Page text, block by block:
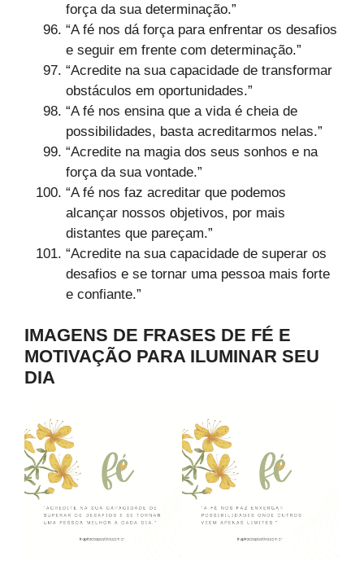
força da sua determinação.”
“A fé nos dá força para enfrentar os desafios
e seguir em frente com determinação.”
“Acredite na sua capacidade de transformar
obstáculos em oportunidades.”
“A fé nos ensina que a vida é cheia de
possibilidades, basta acreditarmos nelas.”
“Acredite na magia dos seus sonhos e na
força da sua vontade.”
“A fé nos faz acreditar que podemos
alcançar nossos objetivos, por mais
distantes que pareçam.”
“Acredite na sua capacidade de superar os
desafios e se tornar uma pessoa mais forte
e confiante.”
IMAGENS DE FRASES DE FÉ E
MOTIVAÇÃO PARA ILUMINAR SEU
DIA